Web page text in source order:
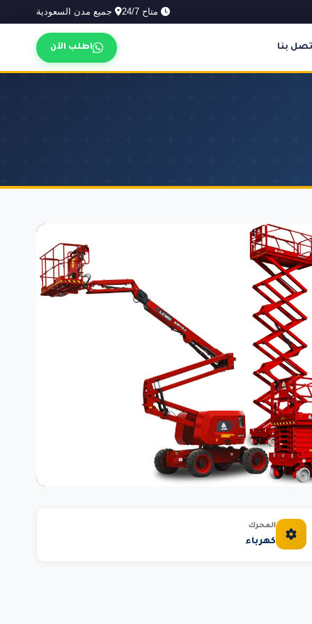
متاح 24/7 جميع مدن السعودية
بنا اطلب الآن
المحرك
كهرباء